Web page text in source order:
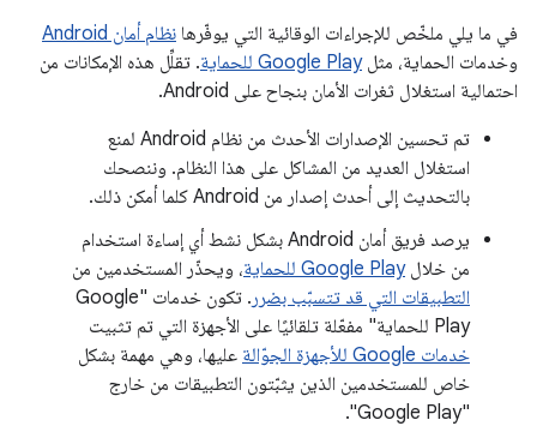
في ما يلي ملخّص للإجراءات الوقائية التي يوفّرها نظام أمان Android
وخدمات الحماية، مثلGoogle Play للحماية
. تقلِّل هذه الإمكانات من
احتمالية استغلال ثغرات الأمان بنجاح على Android.
تم تحسين الإصدارات الأحدث من نظام Android لمنع
استغلال العديد من المشاكل على هذا النظام. وننصحك
بالتحديث إلى أحدث إصدار من Android كلما أمكن ذلك.
يرصد فريق أمان Android بشكل نشط أي إساءة استخدام
من خلالGoogle Play للحماية
، ويحذّر المستخدمين من
التطبيقات التي قد تتسبّب بضرر
. تكون خدمات "Google
Play للحماية" مفعّلة تلقائيًا على الأجهزة التي تم تثبيت
خدمات Google للأجهزة الجوّالة
عليها، وهي مهمة بشكل
خاص للمستخدمين الذين يثبّتون التطبيقات من خارج
"Google Play".